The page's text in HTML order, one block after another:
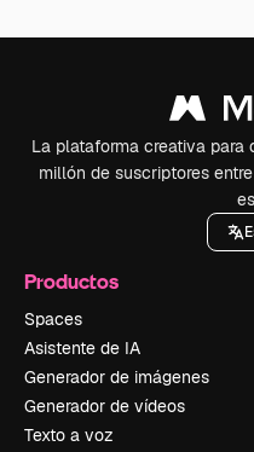
La plataforma creativa para
millón de suscriptores
Productos
Spaces
Asistente de IA
Generador de imágenes
Generador de vídeos
Texto a voz